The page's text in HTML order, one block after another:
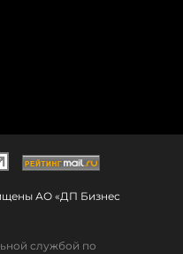
АО «ДП Бизнес
службой по